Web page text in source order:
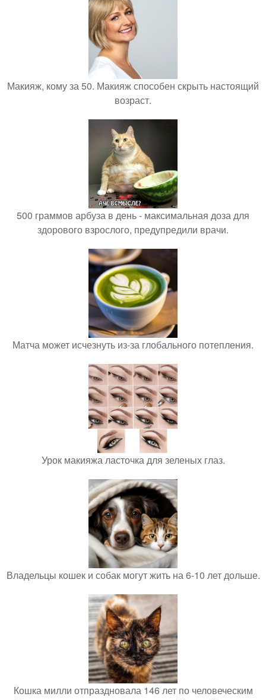
Макияж, кому за 50. Макияж способен скрыть настоящий
возраст.
500 граммов арбуза в день - максимальная доза для
здорового взрослого, предупредили врачи.
Матча может исчезнуть из-за глобального потепления.
Урок макияжа ласточка для зеленых глаз.
Владельцы кошек и собак могут жить на 6-10 лет дольше.
Кошка милли отпраздновала 146 лет по человеческим